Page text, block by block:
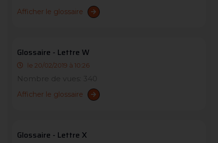
Afficher le glossaire
Glossaire - Lettre W
le 20/02/2019 à 10:26
Afficher le glossaire
Glossaire - Lettre X